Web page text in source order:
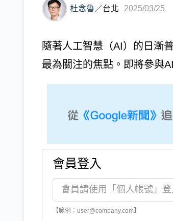
杜念魯／台北 2025/03/25
隨著人工智慧（AI）的日漸
最為關注的焦點。即將參與
會員登入
【範例：user@company.com】